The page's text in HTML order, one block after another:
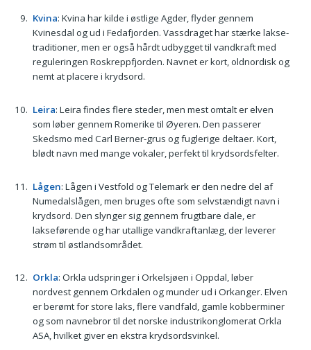
Kvina: Kvina har kilde i østlige Agder, flyder gennem
Kvinesdal og ud i Fedafjorden. Vassdraget har stærke lakse-
traditioner, men er også hårdt udbygget til vandkraft med
reguleringen Roskreppfjorden. Navnet er kort, oldnordisk og
nemt at placere i krydsord.
Leira: Leira findes flere steder, men mest omtalt er elven
som løber gennem Romerike til Øyeren. Den passerer
Skedsmo med Carl Berner-grus og fuglerige deltaer. Kort,
blødt navn med mange vokaler, perfekt til krydsordsfelter.
Lågen: Lågen i Vestfold og Telemark er den nedre del af
Numedalslågen, men bruges ofte som selvstændigt navn i
krydsord. Den slynger sig gennem frugtbare dale, er
lakseførende og har utallige vandkraftanlæg, der leverer
strøm til østlandsområdet.
Orkla: Orkla udspringer i Orkelsjøen i Oppdal, løber
nordvest gennem Orkdalen og munder ud i Orkanger. Elven
er berømt for store laks, flere vandfald, gamle kobberminer
og som navnebror til det norske industrikonglomerat Orkla
ASA, hvilket giver en ekstra krydsordsvinkel.